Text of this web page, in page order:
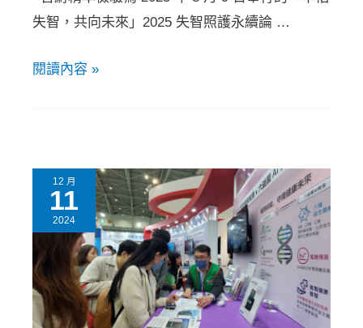
失智，共向未來」2025 失智照護永續論 …
閱讀內容 »
12 月
11
2024